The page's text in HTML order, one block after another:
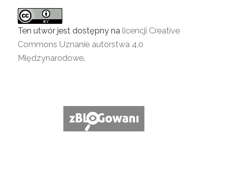
Ten utwór jest dostępny na licencji Creative
Commons Uznanie autorstwa 4.0
Międzynarodowe.